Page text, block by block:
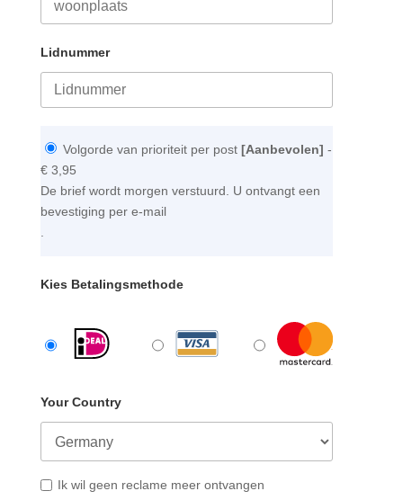
Lidnummer
Volgorde van prioriteit per post [Aanbevolen] -
€ 3,95
De brief wordt morgen verstuurd. U ontvangt een
bevestiging per e-mail
.
Kies Betalingsmethode
Your Country
Ik wil geen reclame meer ontvangen